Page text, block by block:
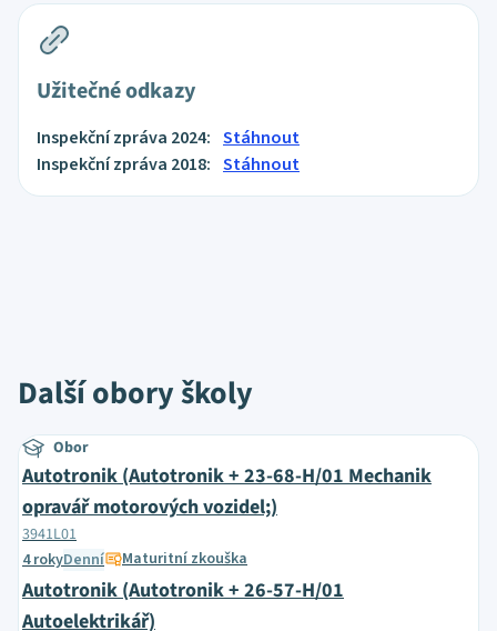
Užitečné odkazy
Inspekční zpráva 2024: Stáhnout
Inspekční zpráva 2018: Stáhnout
Další obory školy
Obor
Autotronik (Autotronik + 23-68-H/01 Mechanik
opravář motorových vozidel;)
3941L01
4 rokyDenní Maturitní zkouška
Autotronik (Autotronik + 26-57-H/01
Autoelektrikář)